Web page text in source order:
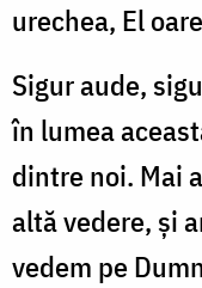
urechea, El
Sigur aude,
în lumea
dintre noi. Mai
altă vedere, și
vedem pe